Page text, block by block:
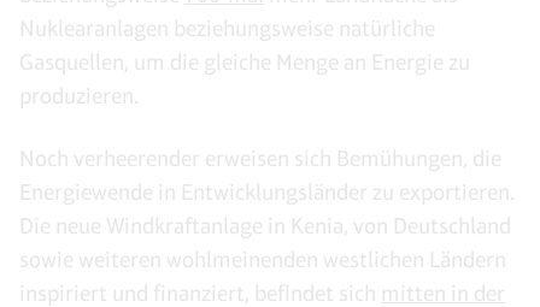
Nuklearanlagen beziehungsweise natürliche
Gasquellen, um die gleiche Menge an Energie zu
produzieren.
Noch verheerender erweisen sich Bemühungen, die
Energiewende in Entwicklungsländer zu exportieren.
Die neue Windkraftanlage in Kenia, von Deutschland
sowie weiteren wohlmeinenden westlichen Ländern
inspiriert und finanziert, befindet sich mitten in der